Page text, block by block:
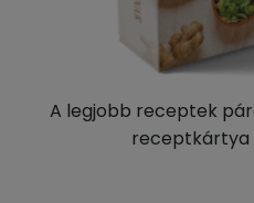
A legjobb receptek
receptkártya